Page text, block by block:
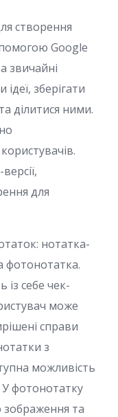
створення
Google
звичайні
зберігати
ділитися ними.
для
нотатка-
фотонотатка.
себе чек-
може
справи
з
можливість
фотонотатку
та